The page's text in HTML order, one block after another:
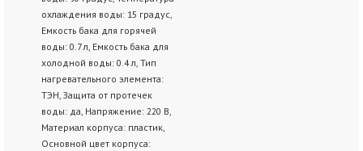
охлаждения воды: 15 градус,
Емкость бака для горячей
воды: 0.7 л, Емкость бака для
холодной воды: 0.4 л, Тип
нагревательного элемента:
ТЭН, Защита от протечек
воды: да, Напряжение: 220 В,
Материал корпуса: пластик,
Основной цвет корпуса: